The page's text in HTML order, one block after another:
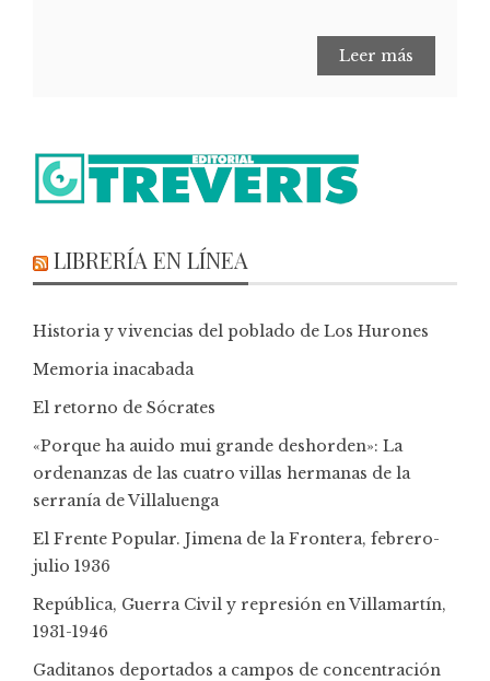
Leer más
LIBRERÍA EN LÍNEA
Historia y vivencias del poblado de Los Hurones
Memoria inacabada
El retorno de Sócrates
«Porque ha auido mui grande deshorden»: La
ordenanzas de las cuatro villas hermanas de la
serranía de Villaluenga
El Frente Popular. Jimena de la Frontera, febrero-
julio 1936
República, Guerra Civil y represión en Villamartín,
1931-1946
Gaditanos deportados a campos de concentración